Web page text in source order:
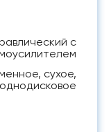
с
сухое,
однодисковое